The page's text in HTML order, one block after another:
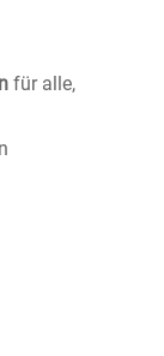
für alle,